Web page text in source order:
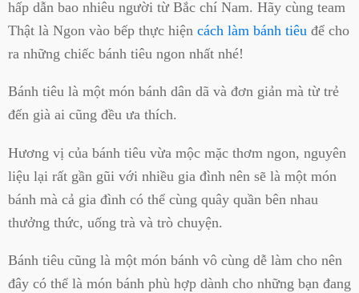
hấp dẫn bao nhiêu người từ Bắc chí Nam. Hãy cùng team
Thật là Ngon vào bếp thực hiện cách làm bánh tiêu để cho
ra những chiếc bánh tiêu ngon nhất nhé!
Bánh tiêu là một món bánh dân dã và đơn giản mà từ trẻ
đến già ai cũng đều ưa thích.
Hương vị của bánh tiêu vừa mộc mặc thơm ngon, nguyên
liệu lại rất gần gũi với nhiều gia đình nên sẽ là một món
bánh mà cả gia đình có thể cùng quây quần bên nhau
thưởng thức, uống trà và trò chuyện.
Bánh tiêu cũng là một món bánh vô cùng dễ làm cho nên
đây có thể là món bánh phù hợp dành cho những bạn đang